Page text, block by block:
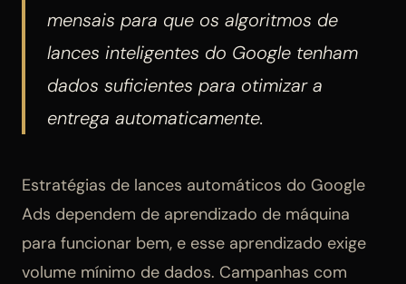
mensais para que os algoritmos de
lances inteligentes do Google tenham
dados suficientes para otimizar a
entrega automaticamente.
Estratégias de lances automáticos do Google
Ads dependem de aprendizado de máquina
para funcionar bem, e esse aprendizado exige
volume mínimo de dados. Campanhas com